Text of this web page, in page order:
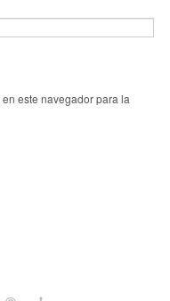
este navegador para la